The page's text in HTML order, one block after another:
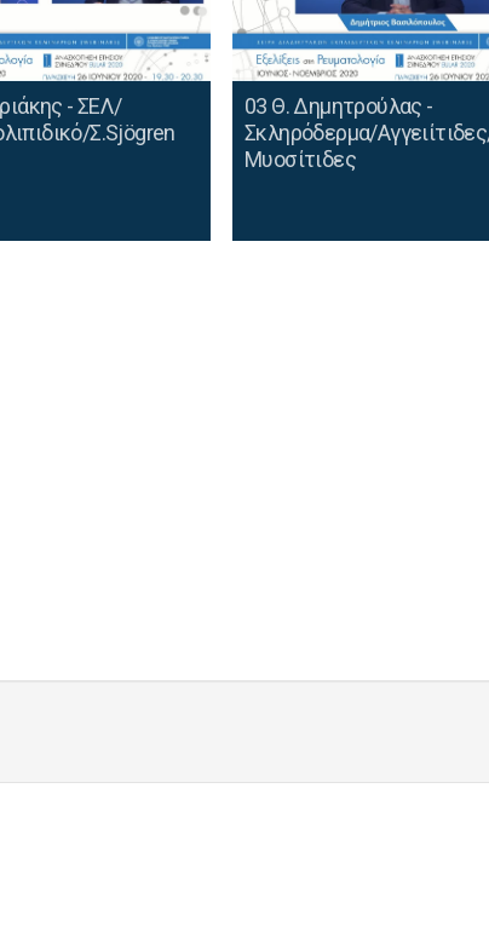
- ΣΕΛ/
Σ.Sjögren
03 Θ. Δημητρούλας -
Σκληρόδερμα/
Μυοσίτιδες